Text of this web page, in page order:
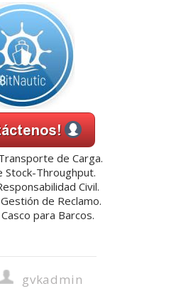
de Carga.
Stock-Throughput.
Civil.
de Reclamo.
para Barcos.
gvkadmin